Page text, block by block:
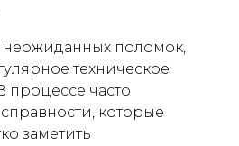
неожиданных поломок,
техническое
процессе часто
которые
заметить